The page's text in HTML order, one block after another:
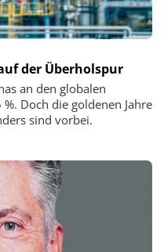
der Überholspur
an den globalen
Doch die goldenen Jahre
sind vorbei.